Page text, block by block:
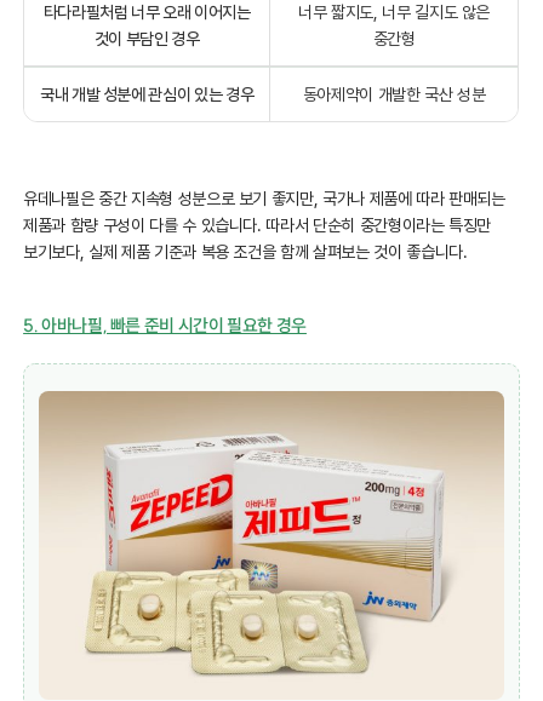
타다라필처럼 너무 오래 이어지는
것이 부담인 경우
너무 짧지도, 너무 길지도 않은
중간형
국내 개발 성분에 관심이 있는 경우 동아제약이 개발한 국산 성분
유데나필은 중간 지속형 성분으로 보기 좋지만, 국가나 제품에 따라 판매되는
제품과 함량 구성이 다를 수 있습니다. 따라서 단순히 중간형이라는 특징만
보기보다, 실제 제품 기준과 복용 조건을 함께 살펴보는 것이 좋습니다.
5. 아바나필, 빠른 준비 시간이 필요한 경우